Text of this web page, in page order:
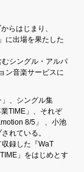
らはじまり、
に出場を果たした
シングル・アルバ
ン音楽サービスに
、シングル集
TIME」、それぞ
8/5」 、小池
れている。
録した『WaT
」をはじめとす